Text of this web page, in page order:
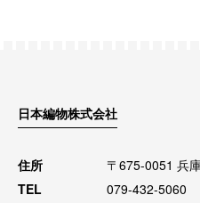
日本編物株式会社
住所
〒675-0051 兵
TEL
079-432-5060